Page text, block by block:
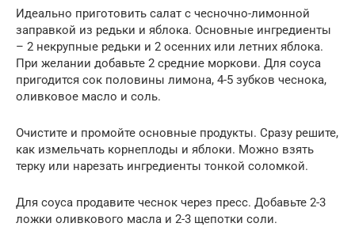
Идеально приготовить салат с чесночно-лимонной
заправкой из редьки и яблока. Основные ингредиенты
– 2 некрупные редьки и 2 осенних или летних яблока.
При желании добавьте 2 средние моркови. Для соуса
пригодится сок половины лимона, 4-5 зубков чеснока,
оливковое масло и соль.
Очистите и промойте основные продукты. Сразу решите,
как измельчать корнеплоды и яблоки. Можно взять
терку или нарезать ингредиенты тонкой соломкой.
Для соуса продавите чеснок через пресс. Добавьте 2-3
ложки оливкового масла и 2-3 щепотки соли.